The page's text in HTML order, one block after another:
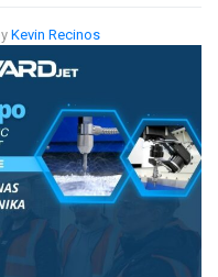
Kevin Recinos